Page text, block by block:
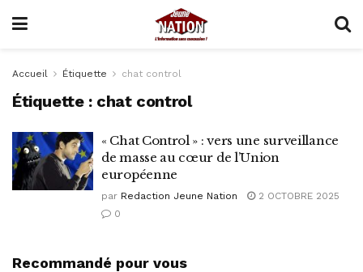
Accueil Étiquette chat control
Étiquette : chat control
« Chat Control » : vers une surveillance
de masse au cœur de l’Union
européenne
par Redaction Jeune Nation
2 OCTOBRE 2025
0
Recommandé pour vous